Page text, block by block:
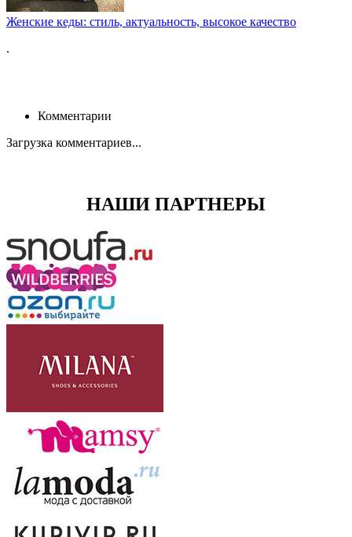
Женские кеды: стиль, актуальность, высокое качество
.
Комментарии
Загрузка комментариев...
НАШИ ПАРТНЕРЫ